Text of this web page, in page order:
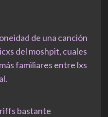
de una canción
del moshpit, cuales
familiares entre lxs
bastante